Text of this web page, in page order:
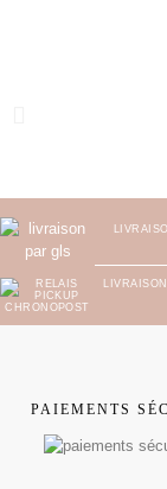
PAIEMENTS